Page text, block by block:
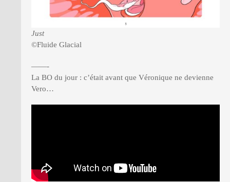
Just
©Fluide Glacial
——-
La BO du jour : c’était avant que Véronique ne devienne
Vero…